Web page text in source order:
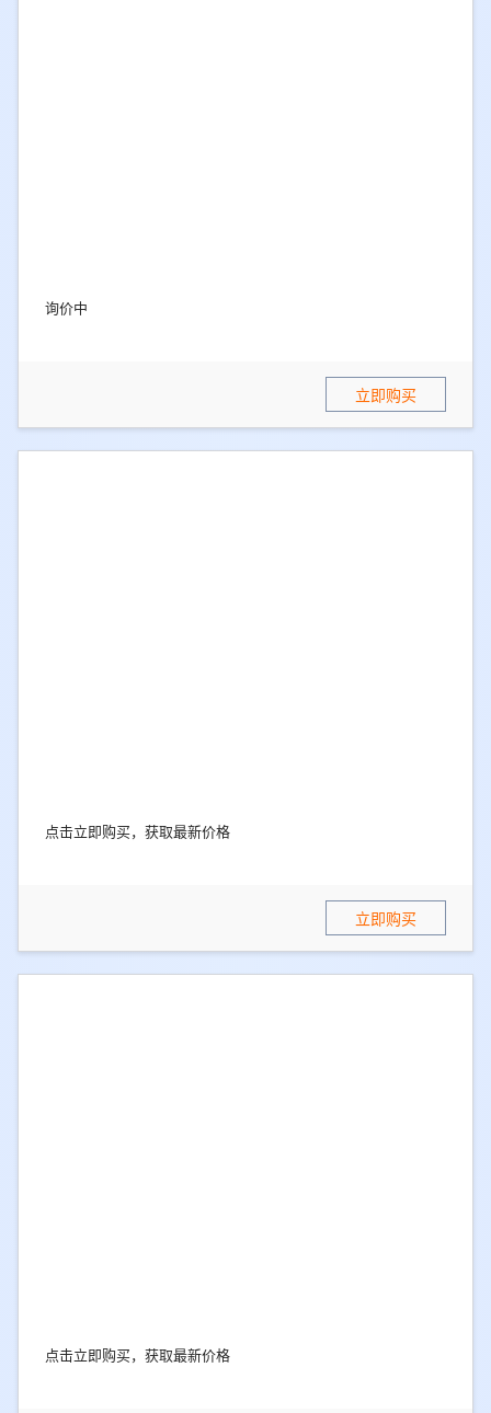
点击立即购买，获取最新价格
立即购买
点击立即购买，获取最新价格
立即购买
点击立即购买，获取最新价格